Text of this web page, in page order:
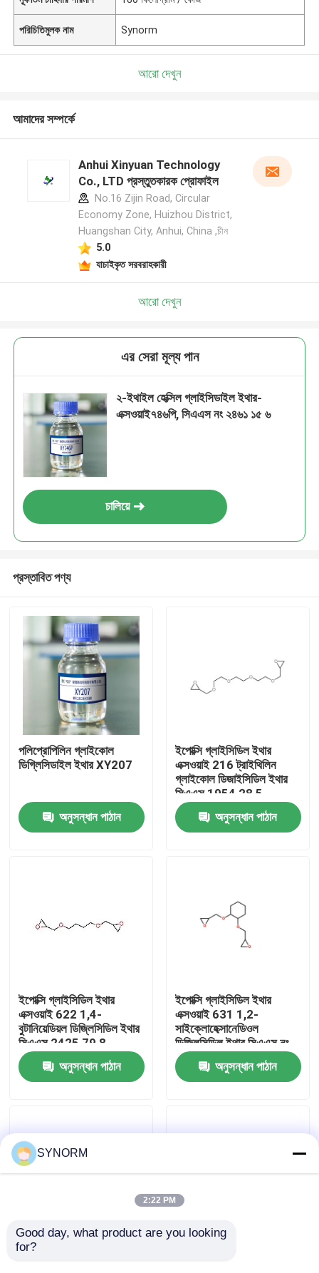
কারখানা ভ্রমণ
মান নিয়ন্ত্রণ
যোগাযোগ করুন
উদ্ধৃতির জন্য আবেদন
অ্যালকাইল গ্লাইসিডিল ইথার
পরিচিতিমুলক নাম Synorm
আরো দেখুন
আমাদের সম্পর্কে
Anhui Xinyuan Technology
Co., LTD প্রস্তুতকারক প্রোফাইল
No.16 Zijin Road, Circular
Economy Zone, Huizhou District,
Huangshan City, Anhui, China ,চীন
5.0
যাচাইকৃত সরবরাহকারী
আরো দেখুন
এর সেরা মূল্য পান
২-ইথাইল হেক্সিল গ্লাইসিডাইল ইথার-
এক্সওয়াই৭৪৬পি, সিএএস নং ২৪৬১ ১৫ ৬
চালিয়ে
প্রস্তাবিত পণ্য
পলিপ্রোপিলিন গ্লাইকোল
ডিগ্লিসিডাইল ইথার XY207
অনুসন্ধান পাঠান
ইপোক্সি গ্লাইসিডিল ইথার
এক্সওয়াই 216 ট্রাইথিলিন
গ্লাইকোল ডিজাইসিডিল ইথার
সিএএস 1954 28 5
অনুসন্ধান পাঠান
ইপোক্সি গ্লাইসিডিল ইথার
এক্সওয়াই 622 1,4-
বুটানিয়েডিয়ল ডিজ্লিসিডিল ইথার
সিএএস 2425 79 8
অনুসন্ধান পাঠান
ইপোক্সি গ্লাইসিডিল ইথার
এক্সওয়াই 631 1,2-
সাইক্লোহেক্সানেডিওল
ডিজ্লিসিডিল ইথার সিএএস নং
37763 26 1
অনুসন্ধান পাঠান
ইপোক্সি গ্লাইসিডিল ইথার
SYNORM
2:22 PM
Good day, what product are you looking
for?